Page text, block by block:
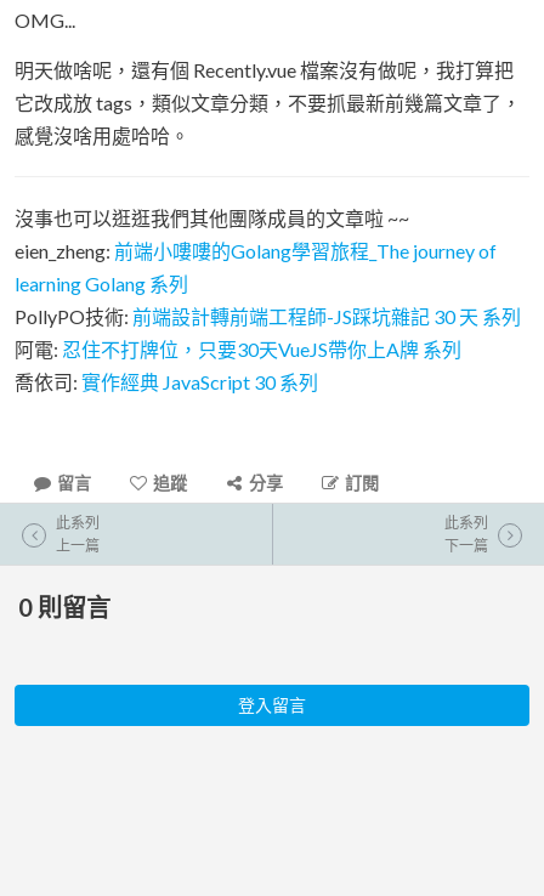
OMG...
明天做啥呢，還有個 Recently.vue 檔案沒有做呢，我打算把
它改成放 tags，類似文章分類，不要抓最新前幾篇文章了，
感覺沒啥用處哈哈。
沒事也可以逛逛我們其他團隊成員的文章啦 ~~
eien_zheng: 前端小嘍嘍的Golang學習旅程_The journey of
learning Golang 系列
PollyPO技術: 前端設計轉前端工程師-JS踩坑雜記 30 天 系列
阿電: 忍住不打牌位，只要30天VueJS帶你上A牌 系列
喬依司: 實作經典 JavaScript 30 系列
留言 追蹤 分享 訂閱
此系列
上一篇
此系列
下一篇
0 則留言
登入留言